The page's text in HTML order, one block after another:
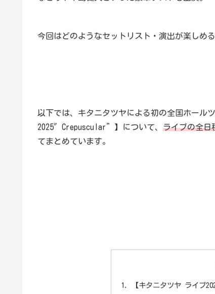
今回はどのようなセットリスト・演出が楽しめ
以下では、キタニタツヤによる初の全国ホール
2025″Crepuscular”】について、 ライブの全日
てまとめています。
【キタニタツヤ ライブ